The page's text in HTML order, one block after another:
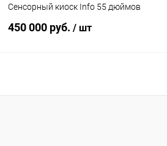
Сенсорный киоск Info 55 дюймов
450 000 руб. / шт